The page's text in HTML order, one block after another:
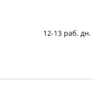
12-13 раб. дн.